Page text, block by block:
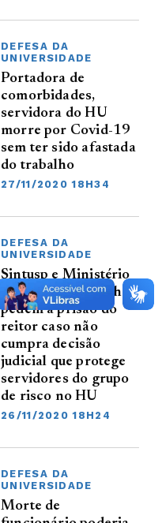
DEFESA DA
UNIVERSIDADE
Portadora de
comorbidades,
servidora do HU
morre por Covid-19
sem ter sido afastada
do trabalho
27/11/2020 18H34
DEFESA DA
UNIVERSIDADE
Sintusp e Ministério
Público do Trabalho
pedem a prisão do
reitor caso não
cumpra decisão
judicial que protege
servidores do grupo
de risco no HU
26/11/2020 18H24
DEFESA DA
UNIVERSIDADE
Morte de